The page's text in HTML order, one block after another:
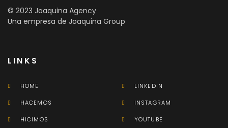
© 2023 Joaquina Agency
Una empresa de Joaquina Group
LINKS
HOME
HACEMOS
HICIMOS
LINKEDIN
INSTAGRAM
YOUTUBE